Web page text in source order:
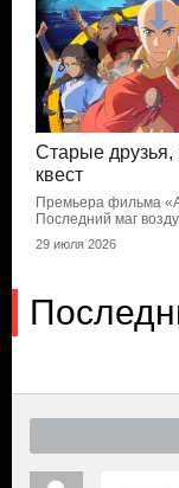
Старые друзья,
квест
Премьера фильма
Последний маг
29 июля 2026